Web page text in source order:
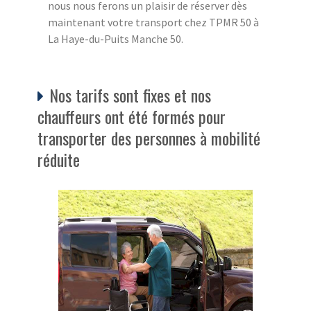
nous nous ferons un plaisir de réserver dès
maintenant votre transport chez TPMR 50 à
La Haye-du-Puits Manche 50.
Nos tarifs sont fixes et nos
chauffeurs ont été formés pour
transporter des personnes à mobilité
réduite